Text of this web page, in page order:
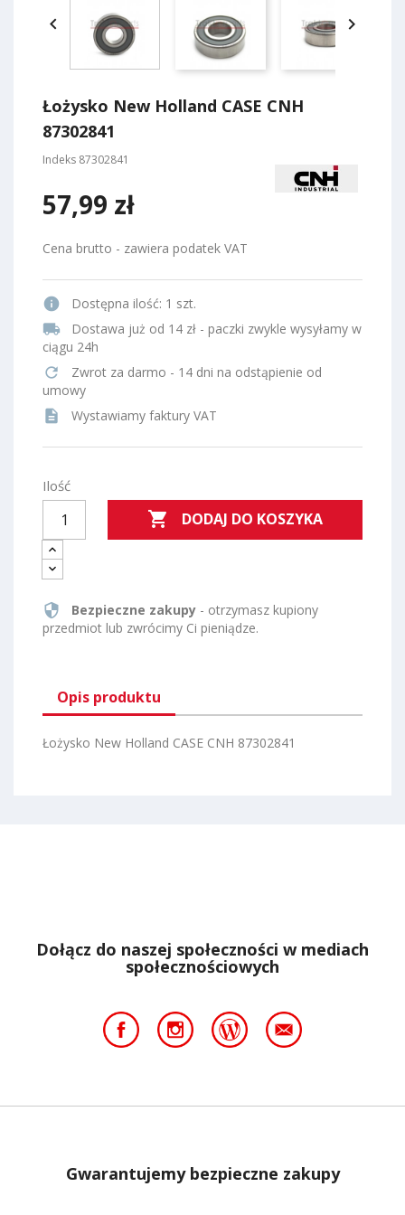
 
Łożysko New Holland CASE CNH
87302841
Indeks 87302841
57,99 zł
Cena brutto - zawiera podatek VAT
info Dostępna ilość: 1 szt.
local_shipping
Dostawa już od 14 zł - paczki zwykle wysyłamy w
ciągu 24h
refresh
Zwrot za darmo - 14 dni na odstąpienie od
umowy
description Wystawiamy faktury VAT
Ilość
 DODAJ DO KOSZYKA
security Bezpieczne zakupy - otrzymasz kupiony
przedmiot lub zwrócimy Ci pieniądze.
Opis produktu
Łożysko New Holland CASE CNH 87302841
Dołącz do naszej społeczności w mediach
społecznościowych
Gwarantujemy bezpieczne zakupy